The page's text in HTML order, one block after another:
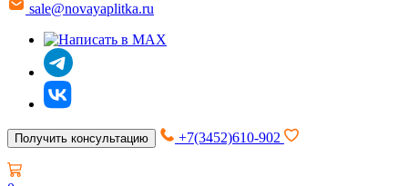
sale@novayaplitka.ru
Получить консультацию +7(3452)610-902